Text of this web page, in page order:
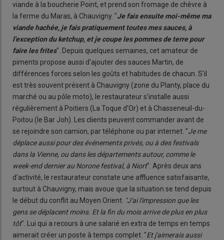
viande à la boucherie Point, et prend son fromage de chèvre à
la ferme du Maras, à Chauvigny. "Je fais ensuite moi-même ma
viande hachée, je fais pratiquement toutes mes sauces, à
l'exception du ketchup, et je coupe les pommes de terre pour
faire les frites". Depuis quelques semaines, cet amateur de
piments propose aussi d'ajouter des sauces Martin, de
différences forces selon les goûts et habitudes de chacun. S'il
est très souvent présent à Chauvigny (zone du Planty, place du
marché ou au pôle moto), le restaurateur s'installe aussi
régulièrement à Poitiers (La Toque d'Or) et à Chasseneuil-du-
Poitou (le Bar Joh). Les clients peuvent commander avant de
se rejoindre son camion, par téléphone ou par internet. "Je me
déplace aussi pour des événements privés, ou à des festivals
dans la Vienne, ou dans les départements autour, comme le
week-end dernier au Norone festival, à Niort". Après deux ans
d'activité, le restaurateur constate une affluence satisfaisante,
surtout à Chauvigny, mais avoue que la situation se tend depuis
le début du conflit au Moyen Orient. "J'ai l'impression que les
gensse déplacent moins. Et la fin du mois arrive de plus en plus
tôt". Lui qui a recours à une salarié en extra de temps en temps
aimerait créer un poste à temps complet. "Et j'aimerais aussi